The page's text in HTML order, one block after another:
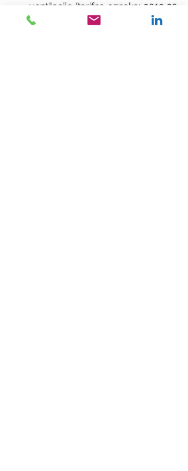
ventilacije (tarifna oznaka: 9019 20
00).